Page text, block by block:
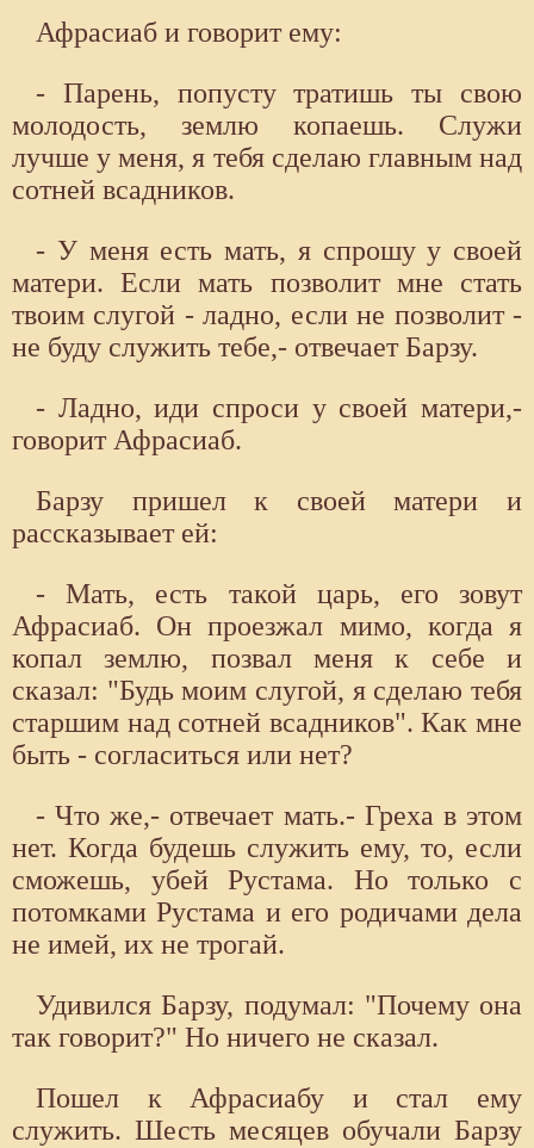
Афрасиаб и говорит ему:
- Парень, попусту тратишь ты свою
молодость, землю копаешь. Служи
лучше у меня, я тебя сделаю главным над
сотней всадников.
- У меня есть мать, я спрошу у своей
матери. Если мать позволит мне стать
твоим слугой - ладно, если не позволит -
не буду служить тебе,- отвечает Барзу.
- Ладно, иди спроси у своей матери,-
говорит Афрасиаб.
Барзу пришел к своей матери и
рассказывает ей:
- Мать, есть такой царь, его зовут
Афрасиаб. Он проезжал мимо, когда я
копал землю, позвал меня к себе и
сказал: "Будь моим слугой, я сделаю тебя
старшим над сотней всадников". Как мне
быть - согласиться или нет?
- Что же,- отвечает мать.- Греха в этом
нет. Когда будешь служить ему, то, если
сможешь, убей Рустама. Но только с
потомками Рустама и его родичами дела
не имей, их не трогай.
Удивился Барзу, подумал: "Почему она
так говорит?" Но ничего не сказал.
Пошел к Афрасиабу и стал ему
служить. Шесть месяцев обучали Барзу